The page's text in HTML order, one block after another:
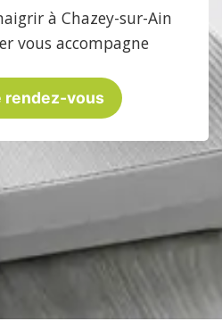
à Chazey-sur-Ain
vous accompagne
rendez-vous